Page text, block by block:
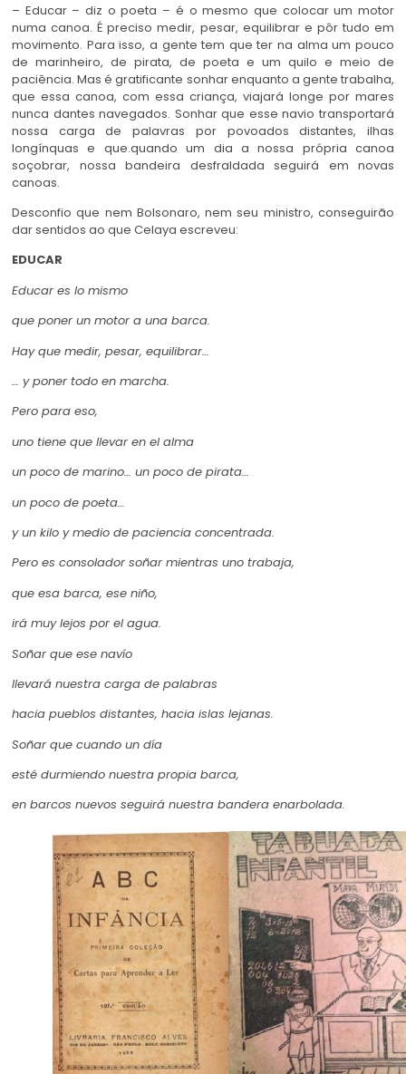
– Educar – diz o poeta – é o mesmo que colocar um motor
numa canoa. É preciso medir, pesar, equilibrar e pôr tudo em
movimento. Para isso, a gente tem que ter na alma um pouco
de marinheiro, de pirata, de poeta e um quilo e meio de
paciência. Mas é gratificante sonhar enquanto a gente trabalha,
que essa canoa, com essa criança, viajará longe por mares
nunca dantes navegados. Sonhar que esse navio transportará
nossa carga de palavras por povoados distantes, ilhas
longínquas e que.quando um dia a nossa própria canoa
soçobrar, nossa bandeira desfraldada seguirá em novas
canoas.
Desconfio que nem Bolsonaro, nem seu ministro, conseguirão
dar sentidos ao que Celaya escreveu:
EDUCAR
Educar es lo mismo
que poner un motor a una barca.
Hay que medir, pesar, equilibrar…
… y poner todo en marcha.
Pero para eso,
uno tiene que llevar en el alma
un poco de marino… un poco de pirata…
un poco de poeta…
y un kilo y medio de paciencia concentrada.
Pero es consolador soñar mientras uno trabaja,
que esa barca, ese niño,
irá muy lejos por el agua.
Soñar que ese navío
llevará nuestra carga de palabras
hacia pueblos distantes, hacia islas lejanas.
Soñar que cuando un día
esté durmiendo nuestra propia barca,
en barcos nuevos seguirá nuestra bandera enarbolada.